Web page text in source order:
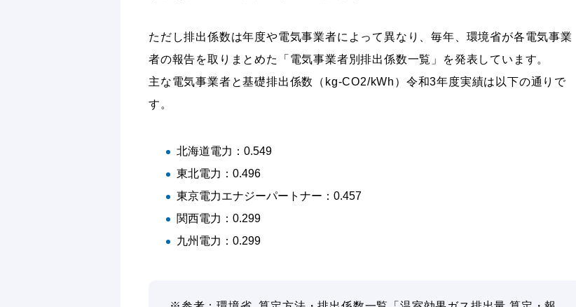
ただし排出係数は年度や電気事業者によって異なり、毎年、環境省が各電気事業
者の報告を取りまとめた「電気事業者別排出係数一覧」を発表しています。
主な電気事業者と基礎排出係数（kg-CO2/kWh）令和3年度実績は以下の通りで
す。
北海道電力：0.549
東北電力：0.496
東京電力エナジーパートナー：0.457
関西電力：0.299
九州電力：0.299